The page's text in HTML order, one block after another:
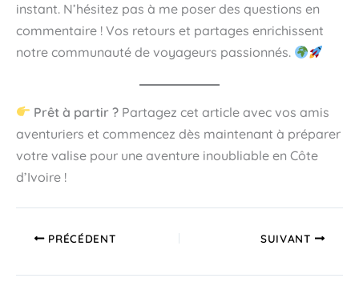
instant. N’hésitez pas à me poser des questions en
commentaire ! Vos retours et partages enrichissent
notre communauté de voyageurs passionnés.
Prêt à partir ? Partagez cet article avec vos amis
aventuriers et commencez dès maintenant à préparer
votre valise pour une aventure inoubliable en Côte
d’Ivoire !
PRÉCÉDENT SUIVANT